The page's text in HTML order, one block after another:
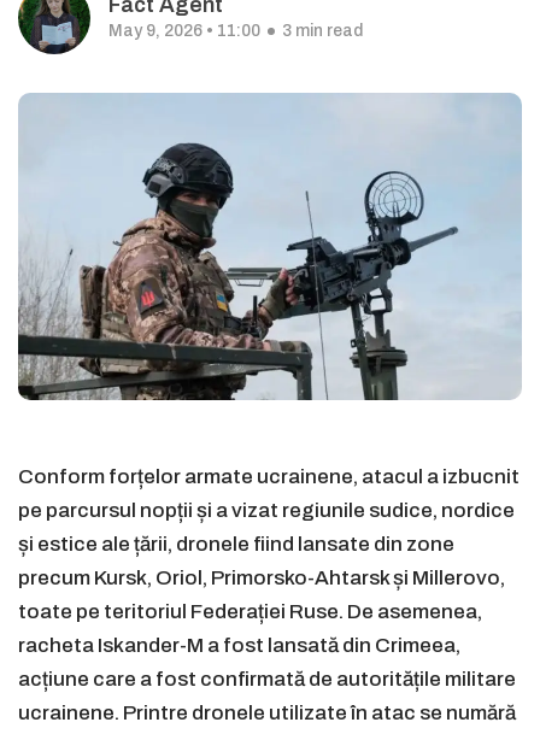
Fact Agent
May 9, 2026 • 11:00 3 min read
Conform forțelor armate ucrainene, atacul a izbucnit
pe parcursul nopții și a vizat regiunile sudice, nordice
și estice ale țării, dronele fiind lansate din zone
precum Kursk, Oriol, Primorsko-Ahtarsk și Millerovo,
toate pe teritoriul Federației Ruse. De asemenea,
racheta Iskander-M a fost lansată din Crimeea,
acțiune care a fost confirmată de autoritățile militare
ucrainene. Printre dronele utilizate în atac se numără